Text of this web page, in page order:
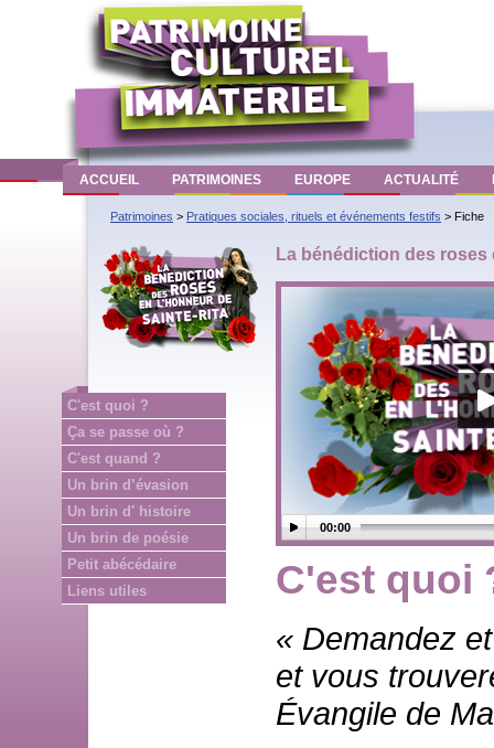
ACCUEIL PATRIMOINES EUROPE ACTUALITÉ
Patrimoines > Pratiques sociales, rituels et événements festifs > Fiche
C'est quoi ?
Ça se passe où ?
C'est quand ?
Un brin d’évasion
Un brin d' histoire
Un brin de poésie
Petit abécédaire
Liens utiles
La bénédiction des
00:00
C'est quoi
« Demandez
et vous
Évangile de